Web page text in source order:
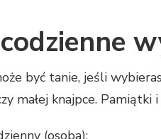
być tanie, jeśli
małej knajpce.
(osoba):